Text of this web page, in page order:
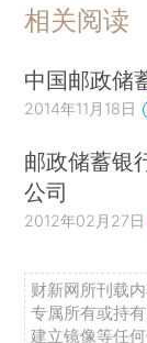
相关阅读
中国邮政储
2014年11月18日
邮政储蓄银
公司
2012年02月27日
财新网所刊载
专属所有或持
建立镜像等任何